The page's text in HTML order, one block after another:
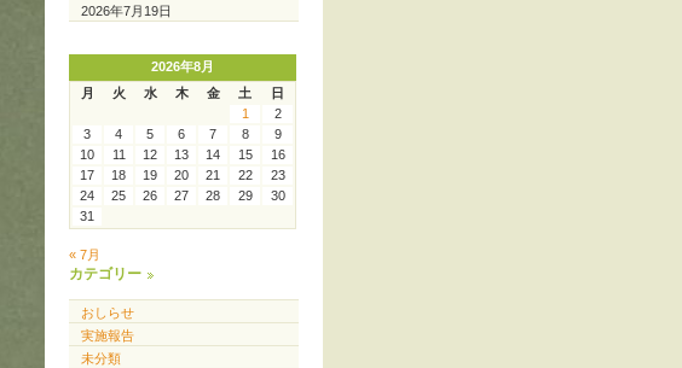
2026年7月19日
2026年8月
月
火 水 木 金 土
日
1
2
3
4 5 6 7 8
9
10
11 12 13 14 15
16
17
18 19 20 21 22
23
24
25 26 27 28 29
30
31
« 7月
カテゴリー
おしらせ
実施報告
未分類